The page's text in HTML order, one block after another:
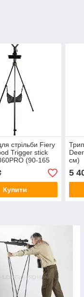
стрільби Fiery
Trigger stick
(90-165
Купити
см)
5